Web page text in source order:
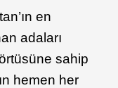
en
adaları
sahip
hemen her